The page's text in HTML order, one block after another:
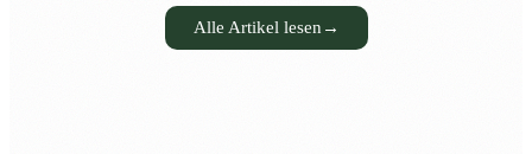
Alle Artikel lesen →